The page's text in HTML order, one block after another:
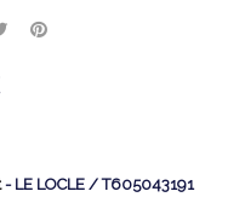
- LE LOCLE / T605043191